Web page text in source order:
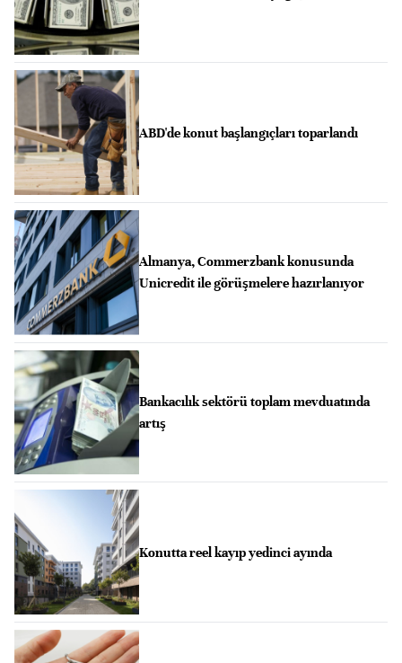
ABD'de konut başlangıçları toparlandı
Almanya, Commerzbank konusunda
Unicredit ile görüşmelere hazırlanıyor
Bankacılık sektörü toplam mevduatında
artış
Konutta reel kayıp yedinci ayında